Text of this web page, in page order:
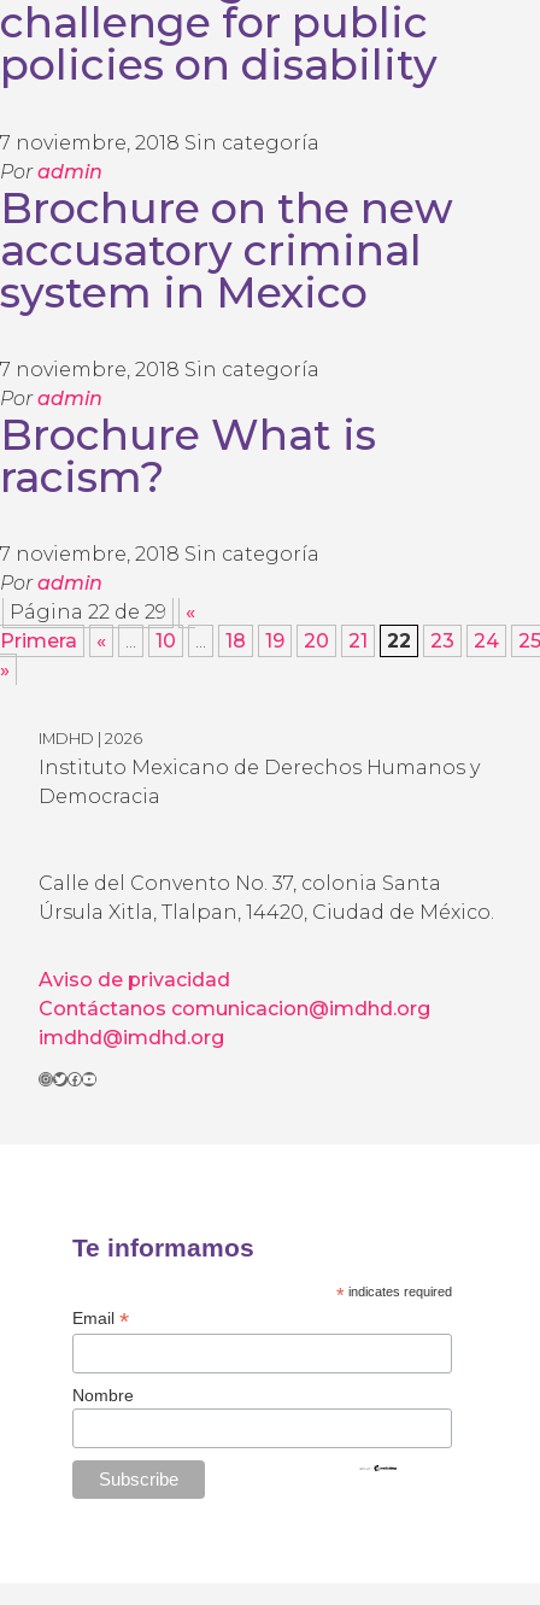
challenge for public
policies on disability
7 noviembre, 2018 Sin categoría
Poradmin
Brochure on the new
accusatory criminal
system in Mexico
7 noviembre, 2018 Sin categoría
Poradmin
Brochure What is
racism?
7 noviembre, 2018 Sin categoría
Poradmin
Página 22 de 29
«
Primera
« ... 10 ... 18 19 20 21 22 23 24
25
»
IMDHD | 2026
Instituto Mexicano de Derechos Humanos y
Democracia
Calle del Convento No. 37, colonia Santa
Úrsula Xitla, Tlalpan, 14420, Ciudad de México.
Aviso de privacidad
Contáctanos comunicacion@imdhd.org
imdhd@imdhd.org
Instagram
Twitter
Facebook
YouTube
Te informamos
*indicates required
Email *
Nombre